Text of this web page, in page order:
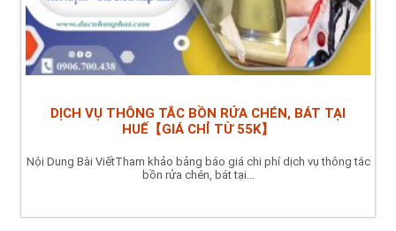
DỊCH VỤ THÔNG TẮC BỒN RỬA CHÉN, BÁT TẠI
HUẾ【GIÁ CHỈ TỪ 55K】
Nội Dung Bài ViếtTham khảo bảng báo giá chi phí dịch vụ thông tắc
bồn rửa chén, bát tại...